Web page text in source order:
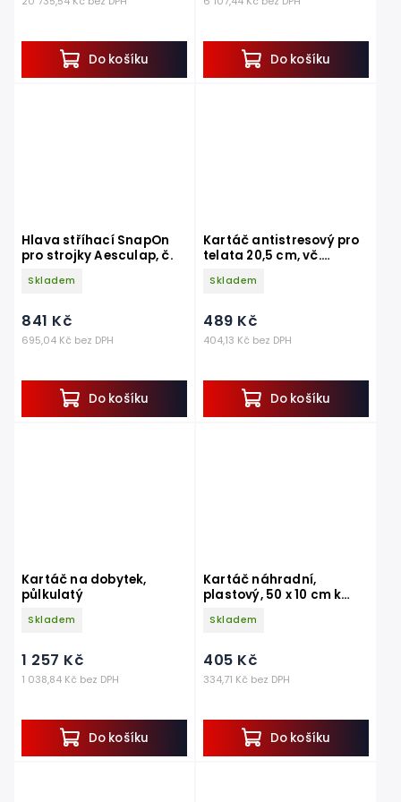
Do košíku Do košíku
Hlava stříhací SnapOn
pro strojky Aesculap, č.
Skladem
695,04 Kč bez DPH
841 Kč
Do košíku
Kartáč antistresový pro
telata 20,5 cm, vč.
Skladem
404,13 Kč bez DPH
489 Kč
Do košíku
Kartáč na dobytek,
půlkulatý
Skladem
1 038,84 Kč bez DPH
1 257 Kč
Do košíku
Kartáč náhradní,
plastový, 50 x 10 cm k
Texas
Skladem
334,71 Kč bez DPH
405 Kč
Do košíku